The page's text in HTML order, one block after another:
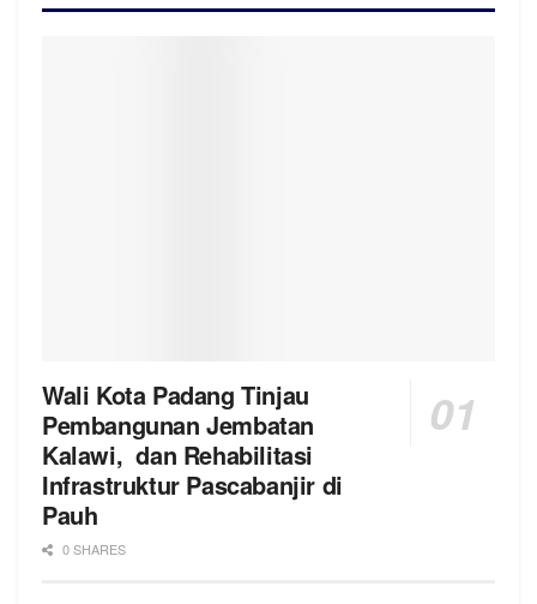
Wali Kota Padang Tinjau
Pembangunan Jembatan
Kalawi, dan Rehabilitasi
Infrastruktur Pascabanjir di
Pauh
0 SHARES